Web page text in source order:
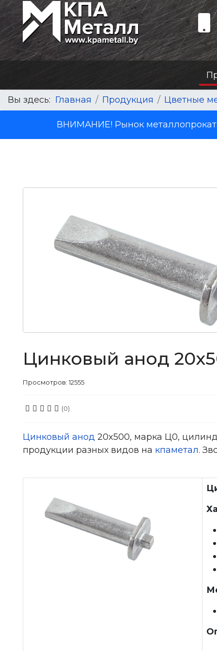
Вы здесь: Главная Продукция Цветные
ВНИМАНИЕ! Рынок
Цинковый анод
Просмотров: 12555
(0)
Цинковый анод 20x500, марка Ц0,
продукции разных видов на кпаметал.